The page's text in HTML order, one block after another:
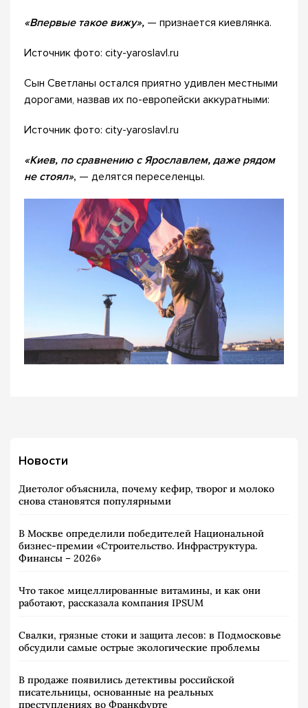
«Впервые такое вижу», — признается киевлянка.
Источник фото: city-yaroslavl.ru
Сын Светланы остался приятно удивлен местными
дорогами, назвав их по-европейски аккуратными:
Источник фото: city-yaroslavl.ru
«Киев, по сравнению с Ярославлем, даже рядом
не стоял», — делятся переселенцы.
Новости
Диетолог объяснила, почему кефир, творог и молоко
снова становятся популярными
В Москве определили победителей Национальной
бизнес-премии «Строительство. Инфраструктура.
Финансы – 2026»
Что такое мицеллированные витамины, и как они
работают, рассказала компания IPSUM
Свалки, грязные стоки и защита лесов: в Подмосковье
обсудили самые острые экологические проблемы
В продаже появились детективы российской
писательницы, основанные на реальных
преступлениях во Франкфурте